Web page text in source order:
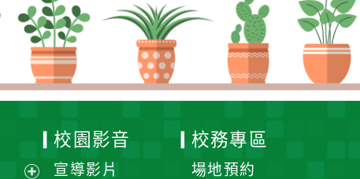
校園影音
宣導影片
校務專區
場地預約